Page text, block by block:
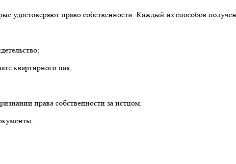
удостоверяют право собственности. Каждый из способов
квартирного пая;
права собственности за истцом.